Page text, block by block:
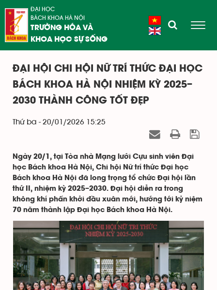
ĐẠI HỌC
BÁCH KHOA HÀ NỘI
TRƯỜNG HÓA VÀ
KHOA HỌC SỰ SỐNG
ĐẠI HỘI CHI HỘI NỮ TRÍ THỨC ĐẠI HỌC
BÁCH KHOA HÀ NỘI NHIỆM KỲ 2025–
2030 THÀNH CÔNG TỐT ĐẸP
Thứ ba - 20/01/2026 15:25
Ngày 20/1, tại Tòa nhà Mạng lưới Cựu sinh viên Đại
học Bách khoa Hà Nội, Chi hội Nữ trí thức Đại học
Bách khoa Hà Nội đã long trọng tổ chức Đại hội lần
thứ II, nhiệm kỳ 2025–2030. Đại hội diễn ra trong
không khí phấn khởi đầu xuân mới, hướng tới kỷ niệm
70 năm thành lập Đại học Bách khoa Hà Nội.